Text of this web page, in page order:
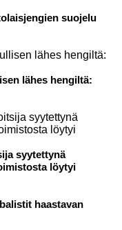
suojelu
lähes hengiltä:
syytettynä
löytyi
haastavan